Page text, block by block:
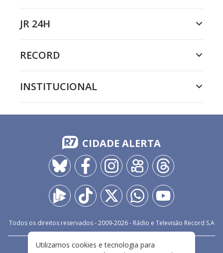
JR 24H
RECORD
INSTITUCIONAL
CIDADE ALERTA
Todos os direitos reservados - 2009-2026- Rádio e Televisão Record S.A
FALE CONOSCO PRIVACIDADE
Utilizamos cookies e tecnologia para